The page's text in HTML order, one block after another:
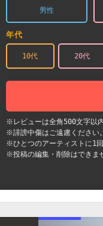
男性
年代
10代 20代
※レビューは全角500文字以
※誹謗中傷はご遠慮ください。
※ひとつのアーティストに1回
※投稿の編集・削除はできま